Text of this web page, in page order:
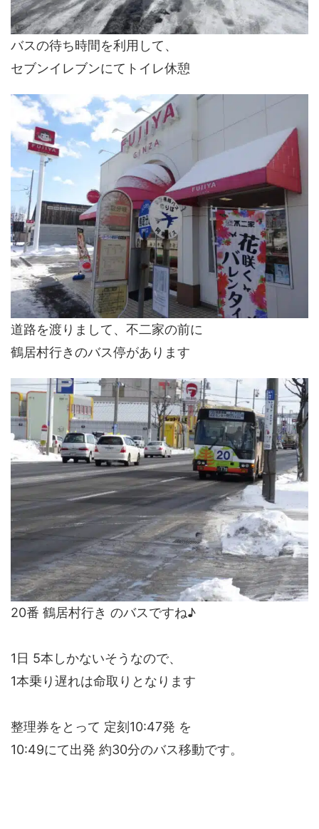
バスの待ち時間を利用して、
セブンイレブンにてトイレ休憩
道路を渡りまして、不二家の前に
鶴居村行きのバス停があります
20番 鶴居村行き のバスですね♪
1日 5本しかないそうなので、
1本乗り遅れは命取りとなります
整理券をとって 定刻10:47発 を
10:49にて出発 約30分のバス移動です。